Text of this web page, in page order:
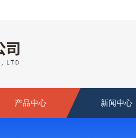
产品中心 新闻中心